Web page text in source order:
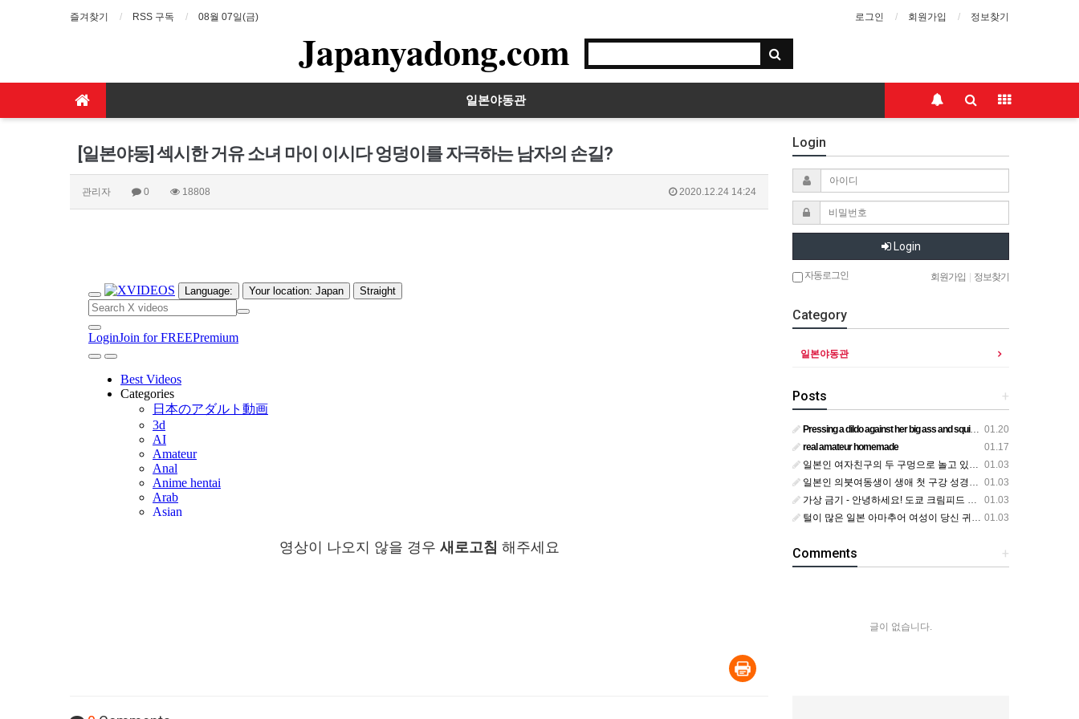
즐겨찾기 RSS 구독 08월 07일(금) 로그인 회원가입 정보찾기
Japanyadong.com
일본야동관
[일본야동] 섹시한 거유 소녀 마이 이시다 엉덩이를 자극하는 남자의 손길?
관리자 0 18808 2020.12.24 14:24
영상이 나오지 않을 경우 새로고침 해주세요
Login
Login
자동로그인 회원가입 정보찾기
Category
일본야동관
+
Posts
01.20
Pressing a dildo against her big ass and squirting from below
01.17
real amateur homemade
01.03
일본인 여자친구의 두 구멍으로 놀고 있어요
01.03
일본인 의붓여동생이 생애 첫 구강 성경험을 공개하다
01.03
가상 금기 - 안녕하세요! 도쿄 크림피드 시엘에서
01.03
털이 많은 일본 아마추어 여성이 당신 귀에 대고 신음하며 자위합니다. 그녀가 오르가즘에 도달하는 모습을 보세요?
+
Comments
글이 없습니다.